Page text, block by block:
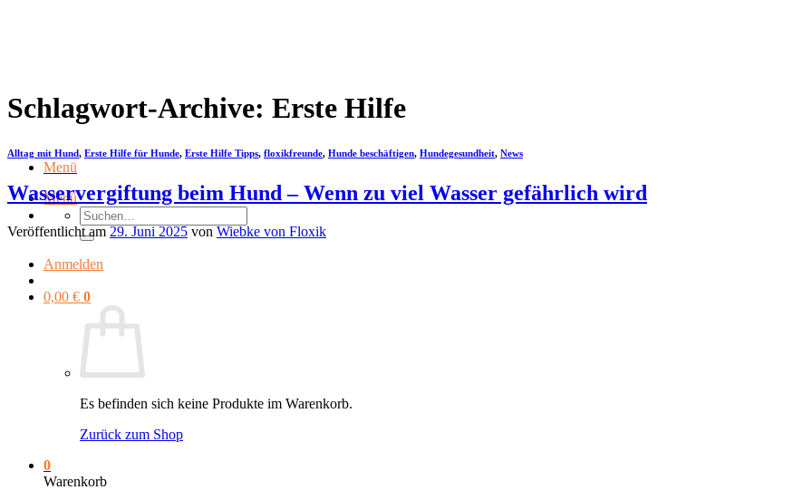
Menü
Menü
Suchen
nach:
Anmelden
0,00 € 0
Es befinden sich keine Produkte im Warenkorb.
Zurück zum Shop
0
Warenkorb
Schlagwort-Archive: Erste Hilfe
Alltag mit Hund, Erste Hilfe für Hunde, Erste Hilfe Tipps, floxikfreunde, Hunde beschäftigen, Hundegesundheit, News
Wasservergiftung beim Hund – Wenn zu viel Wasser gefährlich wird
Veröffentlicht am 29. Juni 2025 von Wiebke von Floxik